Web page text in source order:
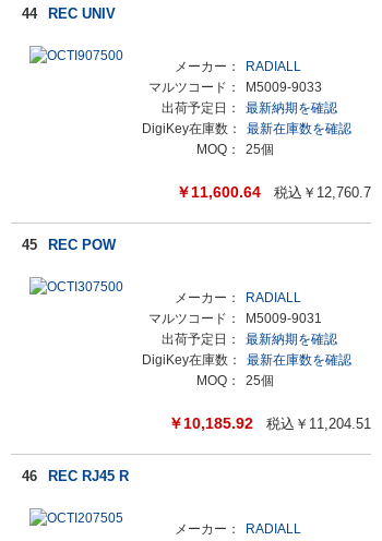
44 REC UNIV
メーカー：
RADIALL
マルツコード：
M5009-9033
出荷予定日：
最新納期を確認
DigiKey在庫数：
最新在庫数を確認
MOQ：
25個
￥11,600.64 税込￥ 12,760.7
45 REC POW
メーカー：
RADIALL
マルツコード：
M5009-9031
出荷予定日：
最新納期を確認
DigiKey在庫数：
最新在庫数を確認
MOQ：
25個
￥10,185.92 税込￥ 11,204.51
46 REC RJ45 R
メーカー：
RADIALL